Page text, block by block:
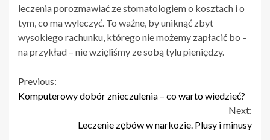
leczenia porozmawiać ze stomatologiem o kosztach i o
tym, co ma wyleczyć. To ważne, by uniknąć zbyt
wysokiego rachunku, którego nie możemy zapłacić bo –
na przykład – nie wzięliśmy ze sobą tylu pieniędzy.
Continue
Previous:
Komputerowy dobór znieczulenia – co warto wiedzieć?
Next:
Leczenie zębów w narkozie. Plusy i minusy